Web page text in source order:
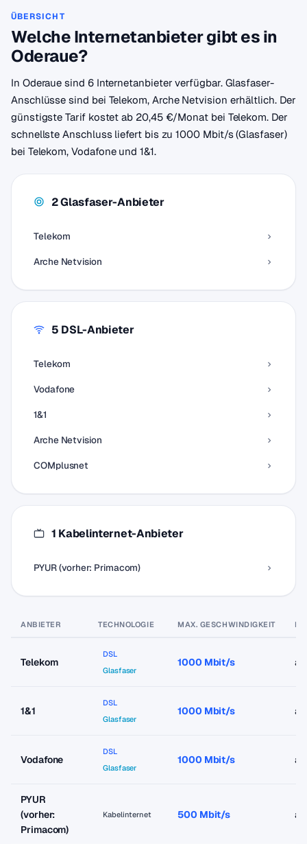
ÜBERSICHT
Welche Internetanbieter gibt es in
Oderaue?
In Oderaue sind 6 Internetanbieter verfügbar. Glasfaser-
Anschlüsse sind bei Telekom, Arche Netvision erhältlich. Der
günstigste Tarif kostet ab 20,45 €/Monat bei Telekom. Der
schnellste Anschluss liefert bis zu 1000 Mbit/s (Glasfaser)
bei Telekom, Vodafone und 1&1.
2 Glasfaser-Anbieter
Telekom
Arche Netvision
5 DSL-Anbieter
Telekom
Vodafone
1&1
Arche Netvision
COMplusnet
1 Kabelinternet-Anbieter
PYUR (vorher: Primacom)
ANBIETER TECHNOLOGIE MAX. GESCHWINDIGKEIT
Telekom
DSL
Glasfaser
1000 Mbit/s
1&1
DSL
Glasfaser
1000 Mbit/s
Vodafone
DSL
Glasfaser
1000 Mbit/s
PYUR
(vorher:
Primacom)
Kabelinternet 500 Mbit/s